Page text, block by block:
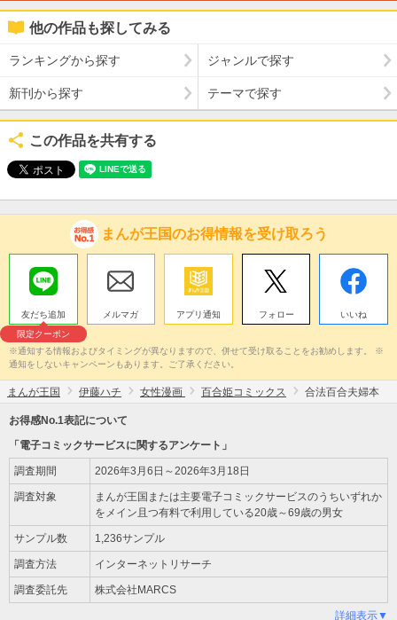
他の作品も探してみる
ランキングから探す ジャンルで探す
新刊から探す テーマで探す
この作品を共有する
まんが王国のお得情報を受け取ろう
友だち追加
限定クーポン
メルマガ アプリ通知 フォロー いいね
※通知する情報およびタイミングが異なりますので、併せて受け取ることをお勧めします。 ※
通知をしないキャンペーンもあります。ご了承ください。
まんが王国 伊藤ハチ 女性漫画 百合姫コミックス 合法百合夫婦本
お得感No.1表記について
「電子コミックサービスに関するアンケート」
調査期間 2026年3月6日～2026年3月18日
調査対象
まんが王国または主要電子コミックサービスのうちいずれか
をメイン且つ有料で利用している20歳～69歳の男女
サンプル数 1,236サンプル
調査方法 インターネットリサーチ
調査委託先 株式会社MARCS
詳細表示▼